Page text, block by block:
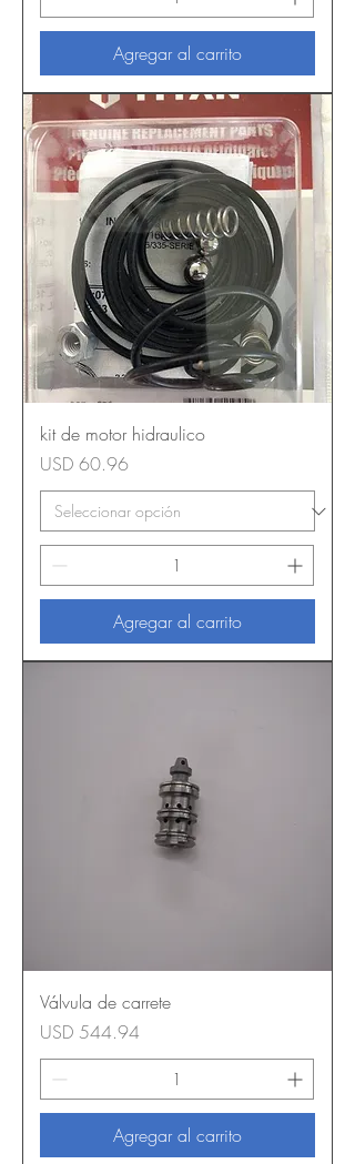
Agregar al carrito
kit de motor hidraulico
Precio
USD 60.96
Agregar al carrito
Válvula de carrete
Precio
USD 544.94
Agregar al carrito